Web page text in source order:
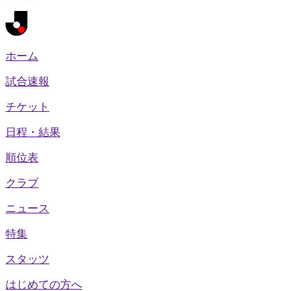
ホーム
試合速報
チケット
日程・結果
順位表
クラブ
ニュース
特集
スタッツ
はじめての方へ